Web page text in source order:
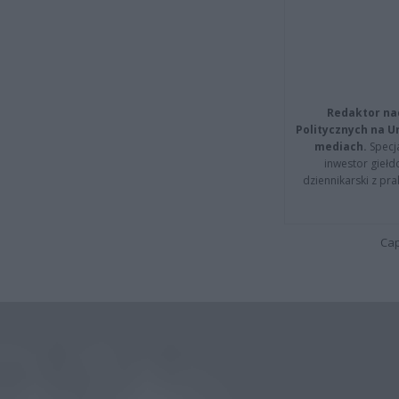
Redaktor
Politycznych na
mediach.
inwestor
dziennikarski z